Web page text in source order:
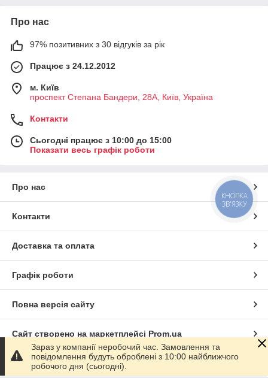
Про нас
97% позитивних з 30 відгуків за рік
Працює з 24.12.2012
м. Київ
проспект Степана Бандери, 28А, Київ, Україна
Контакти
Сьогодні працює з 10:00 до 15:00
Показати весь графік роботи
Про нас
Контакти
Доставка та оплата
Графік роботи
Повна версія сайту
Сайт створено на маркетплейсі Prom.ua
Політика конфіденційності
Зараз у компанії неробочий час. Замовлення та
повідомлення будуть оброблені з 10:00 найближчого
робочого дня (сьогодні).
КНОПКА
ЗВ'ЯЗКУ